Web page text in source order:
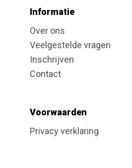
Informatie
Over ons
Veelgestelde vragen
Inschrijven
Contact
Voorwaarden
Privacy verklaring